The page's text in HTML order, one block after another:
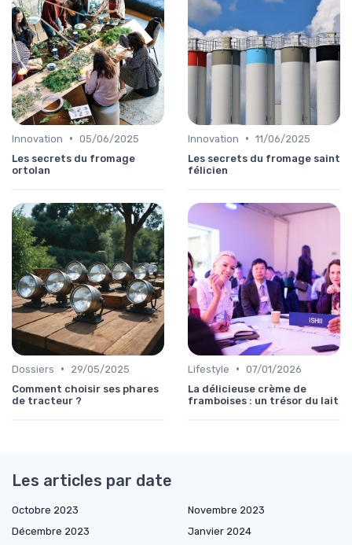
Innovation • 05/06/2025
Les secrets du fromage
ortolan
Innovation • 11/06/2025
Les secrets du fromage saint
félicien
Dossiers •
29/05/2025
Comment choisir ses phares
de tracteur ?
Lifestyle • 07/01/2026
La délicieuse crème de
framboises : un trésor du lait
Les articles par date
Octobre 2023
Novembre 2023
Décembre 2023
Janvier 2024